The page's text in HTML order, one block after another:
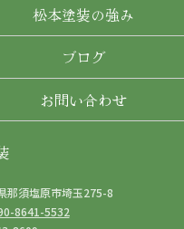
松本塗装の強み
ブログ
お問い合わせ
那須塩原市埼玉275-8
8641-5532